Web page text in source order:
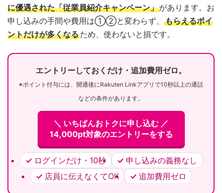
に優遇された「従業員紹介キャンペーン」があります。お
申し込みの手間や費用は①②と変わらず、 もらえるポイ
ントだけが多くなるため、使わないと損です。
エントリーしておくだけ・追加費用ゼロ。
※ポイント付与には、開通後にRakuten Linkアプリで10秒以上の通話
などの条件があります。
＼ いちばんおトクに申し込む ／
14,000pt対象のエントリーをする
ログインだけ・10秒
申し込みの義務なし
店員に伝えなくてOK
追加費用ゼロ